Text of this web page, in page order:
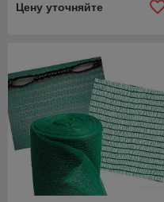
Цену уточняйте